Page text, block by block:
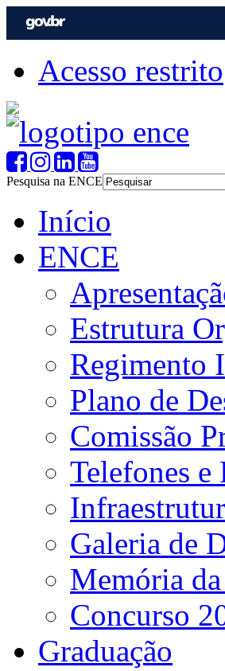
Acesso restrito
Pesquisa na ENCE
Início
ENCE
Estrutura
Regimento
Plano de
Comissão
Telefones e
Galeria de
Memória
Concurso
Graduação